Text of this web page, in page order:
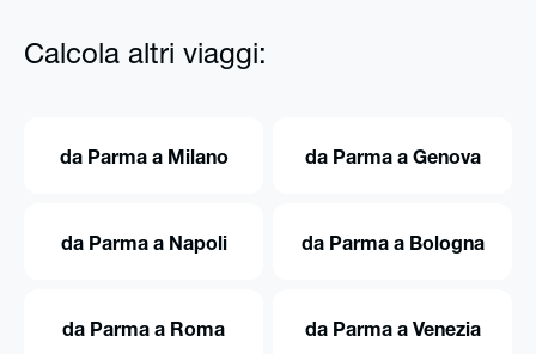
Calcola altri viaggi:
da Parma a Milano da Parma a Genova
da Parma a Napoli da Parma a Bologna
da Parma a Roma da Parma a Venezia